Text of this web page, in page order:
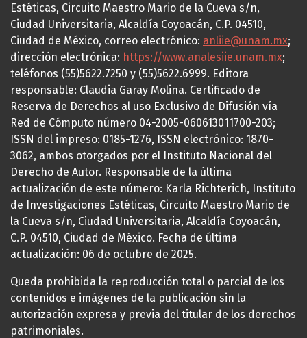
Estéticas, Circuito Maestro Mario de la Cueva s/n,
Ciudad Universitaria, Alcaldía Coyoacán, C.P. 04510,
Ciudad de México, correo electrónico: anliie@unam.mx;
dirección electrónica: https://www.analesiie.unam.mx;
teléfonos (55)5622.7250 y (55)5622.6999. Editora
responsable: Claudia Garay Molina. Certificado de
Reserva de Derechos al uso Exclusivo de Difusión vía
Red de Cómputo número 04-2005-060613011700-203;
ISSN del impreso: 0185-1276, ISSN electrónico: 1870-
3062, ambos otorgados por el Instituto Nacional del
Derecho de Autor. Responsable de la última
actualización de este número: Karla Richterich, Instituto
de Investigaciones Estéticas, Circuito Maestro Mario de
la Cueva s/n, Ciudad Universitaria, Alcaldía Coyoacán,
C.P. 04510, Ciudad de México. Fecha de última
actualización: 06 de octubre de 2025.
Queda prohibida la reproducción total o parcial de los
contenidos e imágenes de la publicación sin la
autorización expresa y previa del titular de los derechos
patrimoniales.